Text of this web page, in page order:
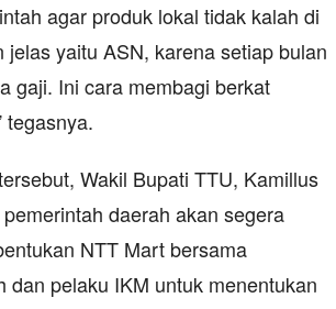
agar produk lokal tidak kalah di
jelas yaitu ASN, karena setiap bulan
gaji. Ini cara membagi berkat
tegasnya.
Wakil Bupati TTU, Kamillus
daerah akan segera
NTT Mart bersama
dan pelaku IKM untuk menentukan